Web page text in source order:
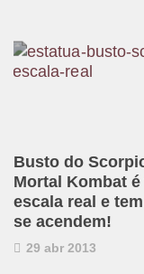
Busto do
Mortal Kombat
escala real e
se acendem!
29 abr 2013